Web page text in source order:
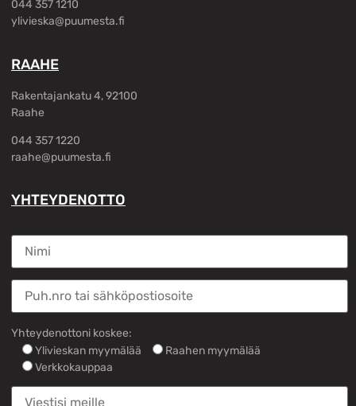
044 357 1210
ylivieska@puumesta.fi
RAAHE
Rakentajankatu 4, 92100
Raahe
044 357 1220
raahe@puumesta.fi
YHTEYDENOTTO
Yhteydenottoni koskee:
Ylivieskan myymälää
Raahen myymälää
Verkkokauppaa